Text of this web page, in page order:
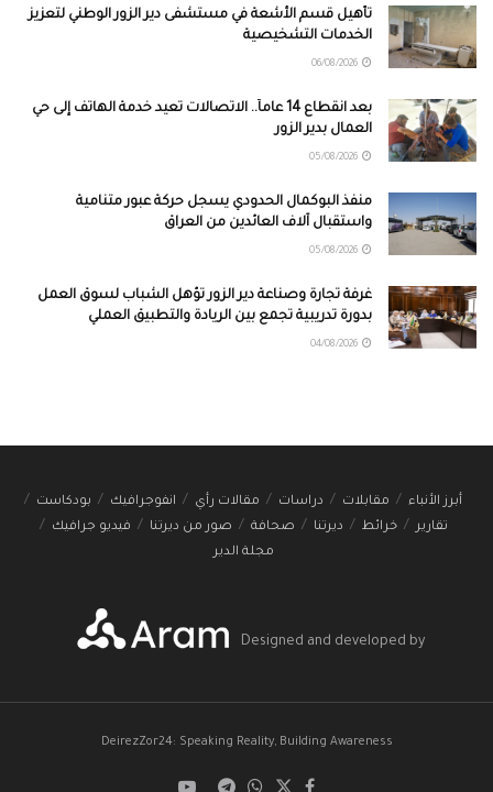
تأهيل قسم الأشعة في مستشفى دير الزور الوطني لتعزيز
الخدمات التشخيصية
بعد انقطاع 14 عاماً.. الاتصالات تعيد خدمة الهاتف إلى حي
العمال بدير الزور
منفذ البوكمال الحدودي يسجل حركة عبور متنامية
واستقبال آلاف العائدين من العراق
غرفة تجارة وصناعة دير الزور تؤهل الشباب لسوق العمل
بدورة تدريبية تجمع بين الريادة والتطبيق العملي
أبرز الأنباء مقابلات دراسات مقالات رأي انفوجرافيك
بودكاست
تقارير
خرائط ديرتنا صحافة صور من ديرتنا
فيديو جرافيك
مجلة الدير
Designed and developed by
DeirezZor24: Speaking Reality, Building Awareness